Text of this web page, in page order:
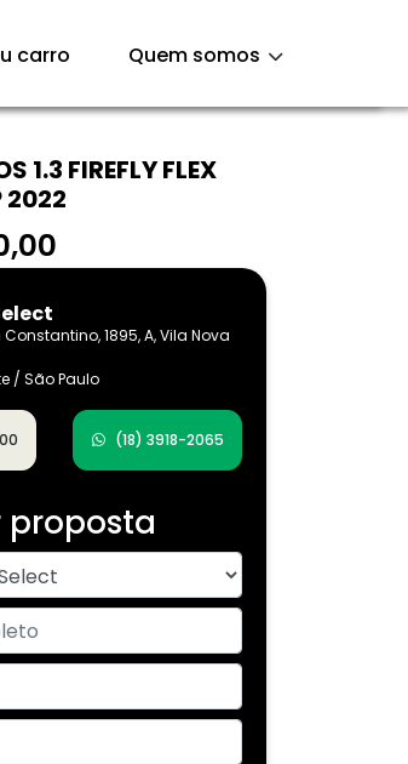
carro Quem somos
1.3 FIREFLY FLEX
2022
1895, A, Vila Nova
/ São Paulo
(18) 3918-2065